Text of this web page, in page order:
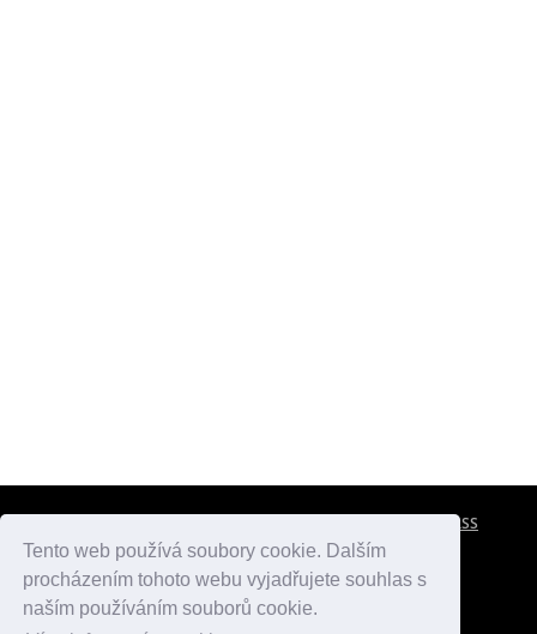
Tento web používá soubory cookie. Dalším
procházením tohoto webu vyjadřujete souhlas s
naším používáním souborů cookie.
RSS
atlaspamatek.info